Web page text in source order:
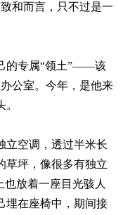
和而言，只不过是一
的专属“领土”——该
公室。今年，是他来
立空调，透过半米长
草坪，像很多有独立
也放着一座目光骇人
埋在座椅中，期间接